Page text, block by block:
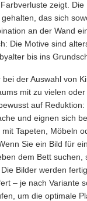
zeigt. Die
das sich
an der Wand
Die Motive sind
bis ins
der Auswahl von
mit zu vielen
auf
und eignen sich
Tapeten, Möbeln
Sie ein Bild für
dem Bett suchen,
Bilder werden
– je nach Variante
um die optimale